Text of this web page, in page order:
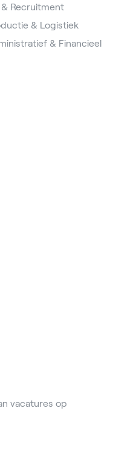
& Recruitment
& Logistiek
& Financieel
vacatures op